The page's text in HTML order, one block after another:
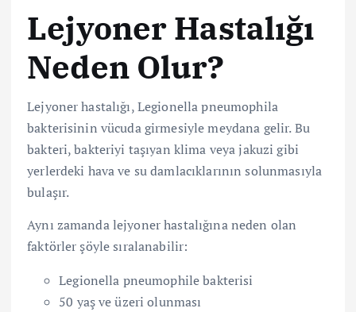
Lejyoner Hastalığı
Neden Olur?
Lejyoner hastalığı, Legionella pneumophila
bakterisinin vücuda girmesiyle meydana gelir. Bu
bakteri, bakteriyi taşıyan klima veya jakuzi gibi
yerlerdeki hava ve su damlacıklarının solunmasıyla
bulaşır.
Aynı zamanda lejyoner hastalığına neden olan
faktörler şöyle sıralanabilir:
Legionella pneumophile bakterisi
50 yaş ve üzeri olunması